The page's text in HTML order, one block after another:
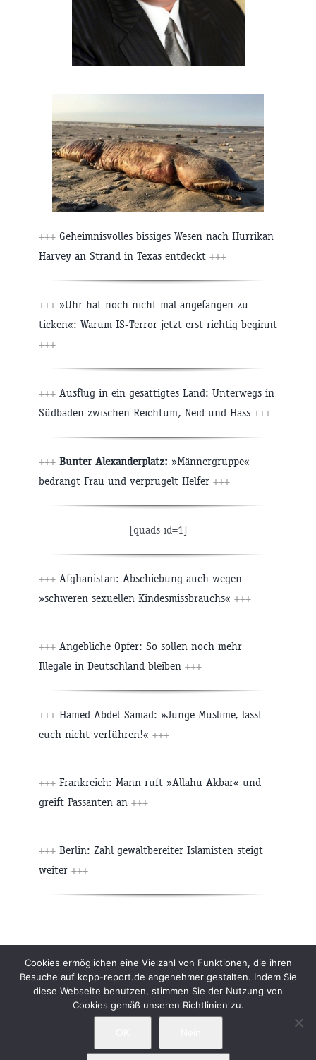
+++ Geheimnisvolles bissiges Wesen nach Hurrikan
Harvey an Strand in Texas entdeckt +++
+++ »Uhr hat noch nicht mal angefangen zu
ticken«: Warum IS-Terror jetzt erst richtig beginnt
+++
+++ Ausflug in ein gesättigtes Land: Unterwegs in
Südbaden zwischen Reichtum, Neid und Hass +++
+++ Bunter Alexanderplatz: »Männergruppe«
bedrängt Frau und verprügelt Helfer +++
[quads id=1]
+++ Afghanistan: Abschiebung auch wegen
»schweren sexuellen Kindesmissbrauchs« +++
+++ Angebliche Opfer: So sollen noch mehr
Illegale in Deutschland bleiben +++
+++ Hamed Abdel-Samad: »Junge Muslime, lasst
euch nicht verführen!« +++
+++ Frankreich: Mann ruft »Allahu Akbar« und
greift Passanten an +++
+++ Berlin: Zahl gewaltbereiter Islamisten steigt
weiter +++
Beiträge Archiv Impressum
Newsletter
Kopp Verlag
Datenschutzerklärung
Cookies ermöglichen eine Vielzahl von Funktionen, die ihren
Besuche auf kopp-report.de angenehmer gestalten. Indem Sie
diese Webseite benutzen, stimmen Sie der Nutzung von
Cookies gemäß unseren Richtlinien zu.